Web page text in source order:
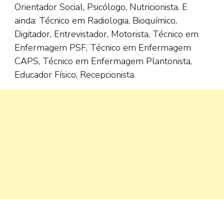
Orientador Social, Psicólogo, Nutricionista. E
ainda: Técnico em Radiologia, Bioquímico,
Digitador, Entrevistador, Motorista, Técnico em
Enfermagem PSF, Técnico em Enfermagem
CAPS, Técnico em Enfermagem Plantonista,
Educador Físico, Recepcionista.